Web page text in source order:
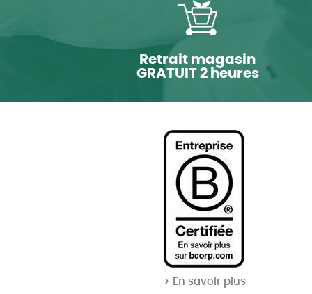
Retrait magasin
GRATUIT 2 heures
> En savoir plus